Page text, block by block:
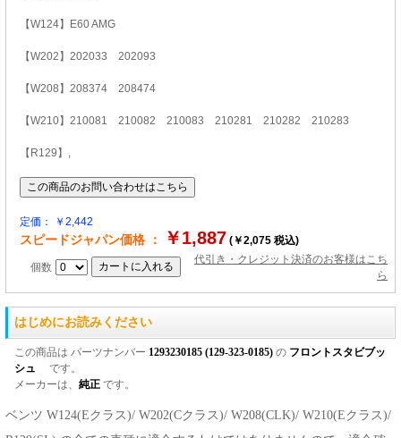
【W124】E60 AMG
【W202】202033 202093
【W208】208374 208474
【W210】210081 210082 210083 210281 210282 210283
【R129】,
定価： ￥2,442
スピードジャパン価格 ： ￥1,887 (￥2,075 税込)
個数
代引き・クレジット決済のお客様はこち
ら
はじめにお読みください
この商品は パーツナンバー 1293230185 (129-323-0185) の フロントスタビブッ
シュ
です。
メーカーは、 純正 です。
ベンツ W124(Eクラス)/ W202(Cクラス)/ W208(CLK)/ W210(Eクラス)/